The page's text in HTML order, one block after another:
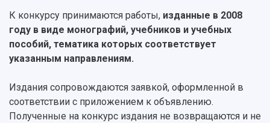
Музеи
Учебный аэродром
Центр истории авиационных двигателей
Ботанический сад
Международный межвузовский кампус
Сведения об образовательной организации
Отчеты о проведенных конференциях
К конкурсу принимаются работы, изданные в 2008
году в виде монографий, учебников и учебных
пособий, тематика которых соответствует
указанным направлениям.
Издания сопровождаются заявкой, оформленной в
соответствии с приложением к объявлению.
Полученные на конкурс издания не возвращаются и не